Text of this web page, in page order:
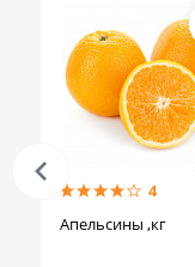
4
Апельсины ,кг